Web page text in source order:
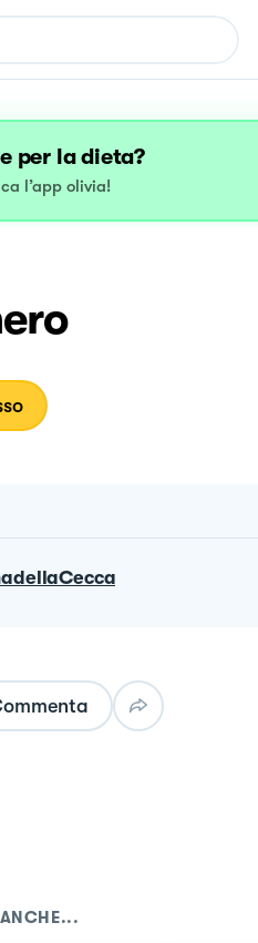
per la dieta?
l’app olivia!
ANCHE...